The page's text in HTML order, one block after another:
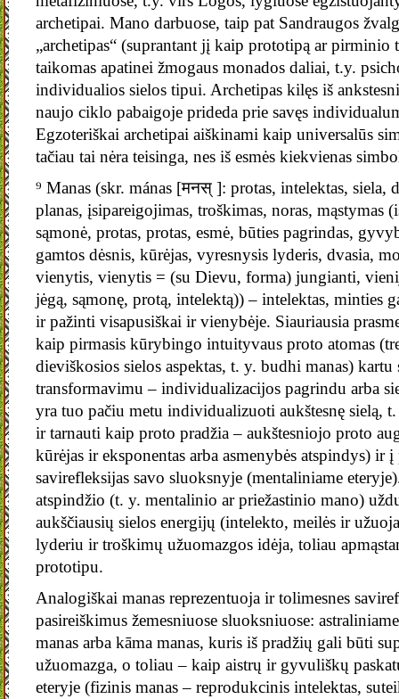
archetipai. Mano darbuose, taip pat Sandraugos
„archetipas“ (suprantant jį kaip prototipą ar pirminio
taikomas apatinei žmogaus monados daliai, t.y.
individualios sielos tipui. Archetipas kilęs iš
naujo ciklo pabaigoje prideda prie savęs
Egzoteriškai archetipai aiškinami kaip universalūs
tačiau tai nėra teisinga, nes iš esmės kiekvienas
⁹ Manas (skr. mánas [मनस् ]: protas, intelektas, siela,
planas, įsipareigojimas, troškimas, noras, mąstymas
sąmonė, protas, protas, esmė, būties pagrindas,
gamtos dėsnis, kūrėjas, vyresnysis lyderis, dvasia,
vienytis, vienytis = (su Dievu, forma) jungianti,
jėgą, sąmonę, protą, intelektą)) – intelektas, minties
ir pažinti visapusiškai ir vienybėje. Siauriausia
kaip pirmasis kūrybingo intuityvaus proto atomas
dieviškosios sielos aspektas, t. y. budhi manas)
transformavimu – individualizacijos pagrindu arba
yra tuo pačiu metu individualizuoti aukštesnę sielą,
ir tarnauti kaip proto pradžia – aukštesniojo proto
kūrėjas ir eksponentas arba asmenybės atspindys) ir į
savirefleksijas savo sluoksnyje (mentaliniame
atspindžio (t. y. mentalinio ar priežastinio mano)
aukščiausių sielos energijų (intelekto, meilės ir
lyderiu ir troškimų užuomazgos idėja, toliau
prototipu.
Analogiškai manas reprezentuoja ir tolimesnes
pasireiškimus žemesniuose sluoksniuose:
manas arba kāma manas, kuris iš pradžių gali būti
užuomazga, o toliau – kaip aistrų ir gyvuliškų
eteryje (fizinis manas – reprodukcinis intelektas,